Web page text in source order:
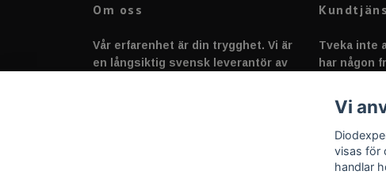
Om oss
Vår erfarenhet är din trygghet. Vi är
en långsiktig svensk leverantör av
Tveka inte
har någon
Vi
visas för
handlar